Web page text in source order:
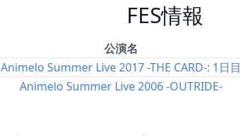
FES情報
公演名
Animelo Summer Live 2017 -THE CARD-: 1日目
Animelo Summer Live 2006 -OUTRIDE-